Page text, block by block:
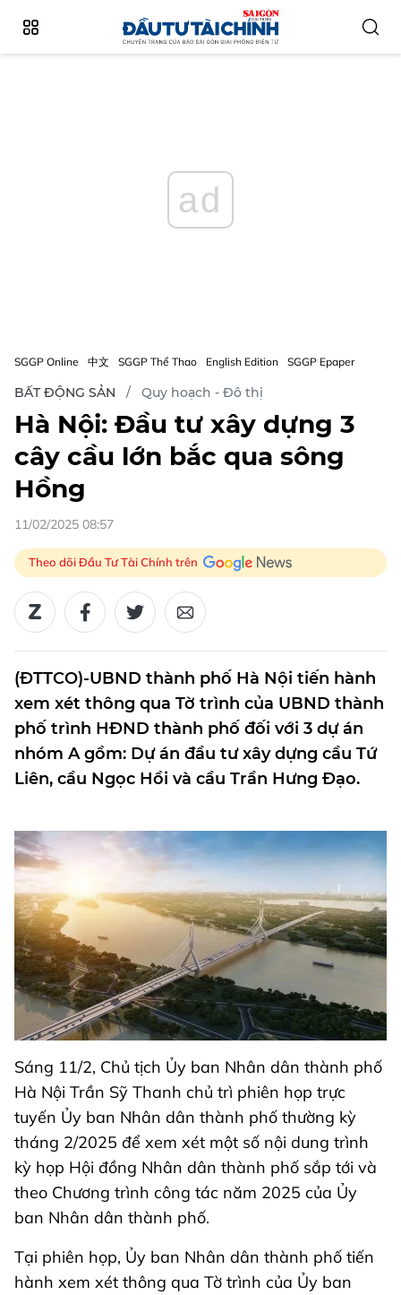
ad
SGGP Online 中文 SGGP Thể Thao English Edition SGGP Epaper
BẤT ĐỘNG SẢN Quy hoạch - Đô thị
Hà Nội: Đầu tư xây dựng 3
cây cầu lớn bắc qua sông
Hồng
11/02/2025 08:57
Theo dõi Đầu Tư Tài Chính trên
(ĐTTCO)-UBND thành phố Hà Nội tiến hành
xem xét thông qua Tờ trình của UBND thành
phố trình HĐND thành phố đối với 3 dự án
nhóm A gồm: Dự án đầu tư xây dựng cầu Tứ
Liên, cầu Ngọc Hồi và cầu Trần Hưng Đạo.
Sáng 11/2, Chủ tịch Ủy ban Nhân dân thành phố
Hà Nội Trần Sỹ Thanh chủ trì phiên họp trực
tuyến Ủy ban Nhân dân thành phố thường kỳ
tháng 2/2025 để xem xét một số nội dung trình
kỳ họp Hội đồng Nhân dân thành phố sắp tới và
theo Chương trình công tác năm 2025 của Ủy
ban Nhân dân thành phố.
Tại phiên họp, Ủy ban Nhân dân thành phố tiến
hành xem xét thông qua Tờ trình của Ủy ban